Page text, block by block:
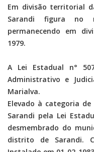
Em divisão territorial
Sarandi figura no
permanecendo em
1979.
A Lei Estadual n°
Administrativo e
Marialva.
Elevado à categoria
Sarandi pela Lei
desmembrado do
distrito de Sarandi.